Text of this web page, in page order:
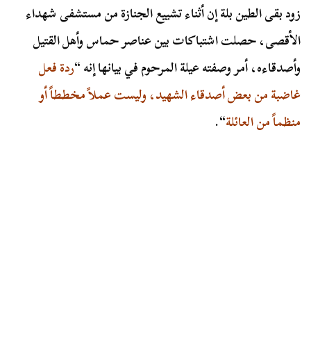
زود بقى الطين بلة إن أثناء تشييع الجنازة من مستشفى شهداء
الأقصى، حصلت اشتباكات بين عناصر حماس وأهل القتيل
وأصدقاءه، أمر وصفته عيلة المرحوم في بيانها إنه “ردة فعل
غاضبة من بعض أصدقاء الشهيد، وليست عملاً مخططاً أو
منظماً من العائلة“.